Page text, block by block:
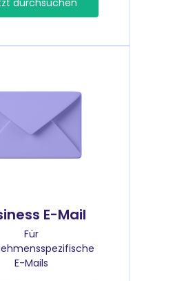
durchsuchen
E-Mail
Für
E-Mails